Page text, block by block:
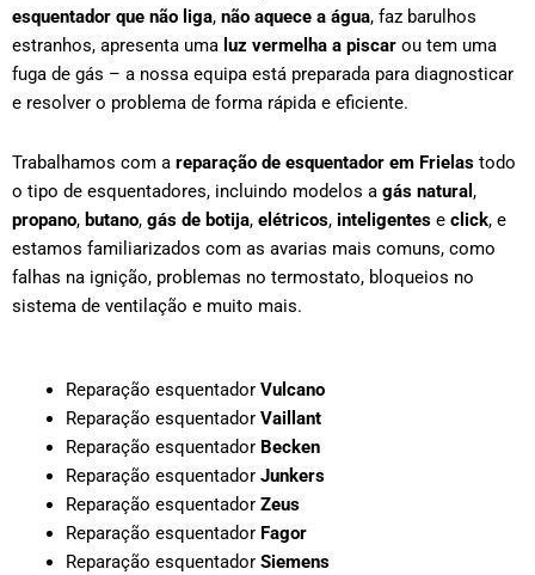
esquentador que não liga, não aquece a água, faz barulhos
estranhos, apresenta uma luz vermelha a piscar ou tem uma
fuga de gás – a nossa equipa está preparada para diagnosticar
e resolver o problema de forma rápida e eficiente.
Trabalhamos com a reparação de esquentador em Frielas todo
o tipo de esquentadores, incluindo modelos a gás natural ,
propano, butano, gás de botija, elétricos, inteligentes e click, e
estamos familiarizados com as avarias mais comuns, como
falhas na ignição, problemas no termostato, bloqueios no
sistema de ventilação e muito mais.
Reparação esquentador Vulcano
Reparação esquentador Vaillant
Reparação esquentador Becken
Reparação esquentador Junkers
Reparação esquentador Zeus
Reparação esquentador Fagor
Reparação esquentador Siemens